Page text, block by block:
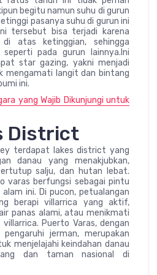
begitu namun suhu di gurun
pasanya suhu di gurun ini
tersebut bisa terjadi karena
atas ketinggian, sehingga
pada gurun lainnya.Ini
star gazing, yakni menjadi
mengamati langit dan bintang
ini.
yang Wajib Dikunjungi untuk
District
terdapat lakes district yang
danau yang menakjubkan,
salju, dan hutan lebat.
varas berfungsi sebagai pintu
ini. Di pucon, petualangan
berapi villarrica yang aktif,
panas alami, atau menikmati
Puerto Varas, dengan
jerman, merupakan
menjelajahi keindahan danau
dan taman nasional di